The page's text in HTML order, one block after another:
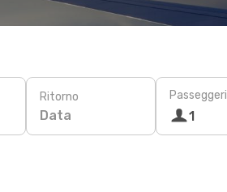
Ritorno
Data
Passeggeri
1